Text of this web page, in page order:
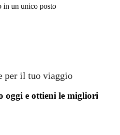
in un unico posto
per il tuo viaggio
oggi e ottieni le migliori